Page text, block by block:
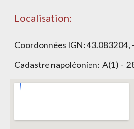
Localisation:
Coordonnées IGN:43.083204,
Cadastre napoléonien: A(1) - 2